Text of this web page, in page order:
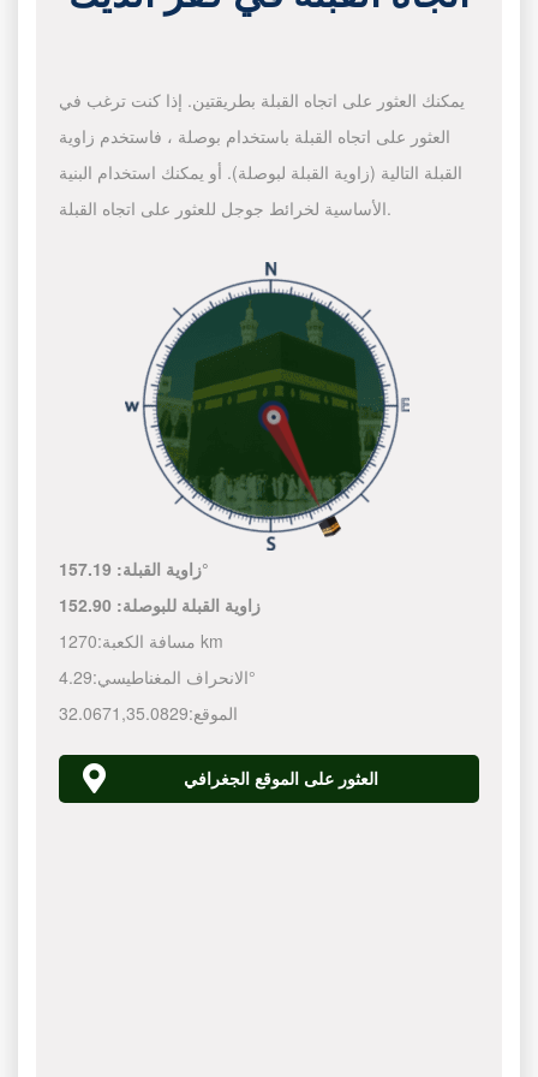
يمكنك العثور على اتجاه القبلة بطريقتين. إذا كنت ترغب في
العثور على اتجاه القبلة باستخدام بوصلة ، فاستخدم زاوية
القبلة التالية (زاوية القبلة لبوصلة). أو يمكنك استخدام البنية
الأساسية لخرائط جوجل للعثور على اتجاه القبلة.
زاوية القبلة:157.19°
زاوية القبلة للبوصلة: 152.90
مسافة الكعبة: 1270 km
الانحراف المغناطيسي:4.29°
الموقع:
32.0671 ,35.0829
العثور على الموقع الجغرافي